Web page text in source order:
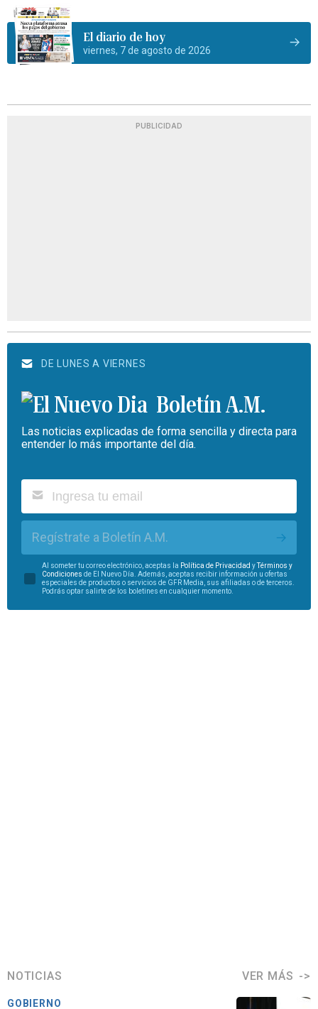
El diario de hoy
viernes, 7 de agosto de 2026
PUBLICIDAD
DE LUNES A VIERNES
Boletín A.M.
Las noticias explicadas de forma sencilla y directa para
entender lo más importante del día.
Regístrate a Boletín A.M.
Al someter tu correo electrónico, aceptas la Política de Privacidad y
Términos y
Condiciones de El Nuevo Día. Además, aceptas recibir información u ofertas
especiales de productos o servicios de GFR Media, sus afiliadas o de terceros.
Podrás optar salirte de los boletines en cualquier momento.
NOTICIAS VER MÁS
GOBIERNO